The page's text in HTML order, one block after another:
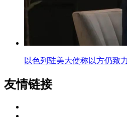
以色列驻美大使称以方仍致
友情链接